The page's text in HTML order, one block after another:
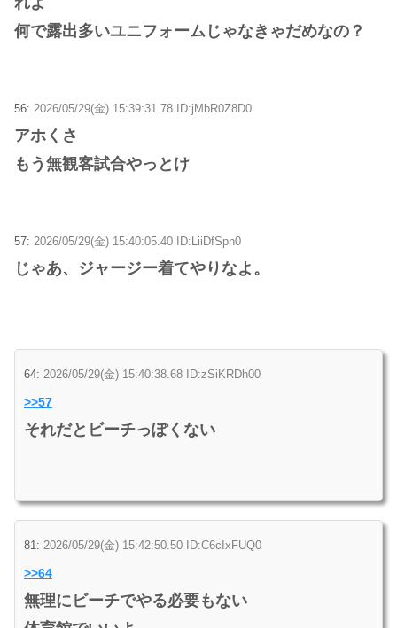
何で露出多いユニフォームじゃなきゃだめなの？
56: 2026/05/29(金) 15:39:31.78 ID:jMbR0Z8D0
アホくさ
もう無観客試合やっとけ
57: 2026/05/29(金) 15:40:05.40 ID:LiiDfSpn0
じゃあ、ジャージー着てやりなよ。
64: 2026/05/29(金) 15:40:38.68 ID:zSiKRDh00
>>57
それだとビーチっぽくない
81: 2026/05/29(金) 15:42:50.50 ID:C6cIxFUQ0
>>64
無理にビーチでやる必要もない